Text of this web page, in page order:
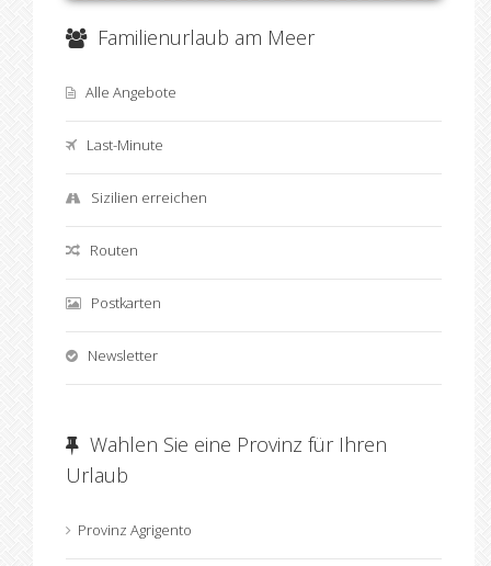
Familienurlaub am Meer
Alle Angebote
Last-Minute
Sizilien erreichen
Routen
Postkarten
Newsletter
Wahlen Sie eine Provinz für Ihren
Urlaub
Provinz Agrigento